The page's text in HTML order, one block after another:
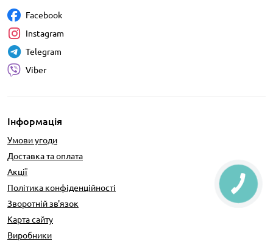
Інформація
Умови угоди
Доставка та оплата
Акції
Політика конфіденційності
Зворотній зв'язок
Карта сайту
Виробники
Facebook
Instagram
Telegram
Viber